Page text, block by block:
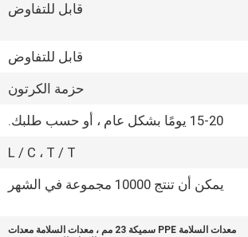
قابل للتفاوض
قابل للتفاوض
حزمة الكرتون
15-20 يومًا بشكل عام ، أو حسب طلبك.
L / C ، T / T
يمكن أن تنتج 10000 مجموعة في الشهر
معدات السلامة PPE سميكة 23 مم ، معدات السلامة معدات